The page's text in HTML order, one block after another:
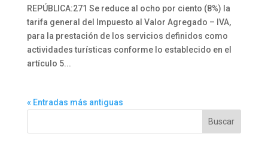
REPÚBLICA:271 Se reduce al ocho por ciento (8%) la
tarifa general del Impuesto al Valor Agregado – IVA,
para la prestación de los servicios definidos como
actividades turísticas conforme lo establecido en el
artículo 5...
« Entradas más antiguas
Buscar